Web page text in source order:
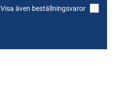
Visa även beställningsvaror